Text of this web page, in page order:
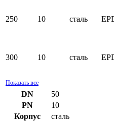
250 10 сталь
300 10 сталь
Показать все
DN
50
PN
10
Корпус
сталь